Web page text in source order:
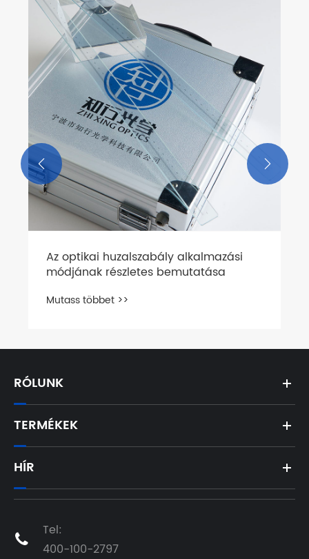
Az optikai huzalszabály alkalmazási
módjának részletes bemutatása
Mutass többet >>
 
RÓLUNK
TERMÉKEK
HÍR

Tel:
400-100-2797